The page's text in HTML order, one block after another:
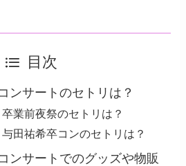
目次
ンサートのセトリは？
業前夜祭のセトリは？
田祐希卒コンのセトリは？
ンサートでのグッズや物販